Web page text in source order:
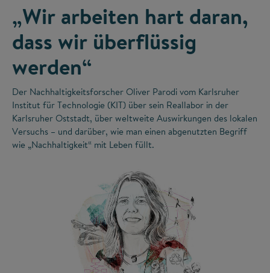
„Wir arbeiten hart daran,
dass wir überflüssig
werden“
Der Nachhaltigkeitsforscher Oliver Parodi vom Karlsruher
Institut für Technologie (KIT) über sein Reallabor in der
Karlsruher Oststadt, über weltweite Auswirkungen des lokalen
Versuchs – und darüber, wie man einen abgenutzten Begriff
wie „Nachhaltigkeit“ mit Leben füllt.